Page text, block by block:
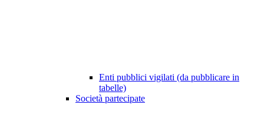
Enti pubblici vigilati (da pubblicare in
tabelle)
Società partecipate